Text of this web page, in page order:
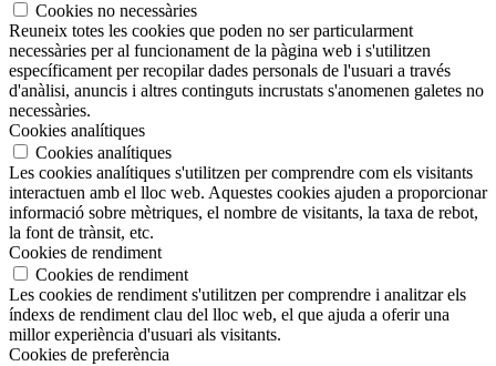
Cookies no necessàries
Reuneix totes les cookies que poden no ser particularment
necessàries per al funcionament de la pàgina web i s'utilitzen
específicament per recopilar dades personals de l'usuari a través
d'anàlisi, anuncis i altres continguts incrustats s'anomenen galetes no
necessàries.
Cookies analítiques
Cookies analítiques
Les cookies analítiques s'utilitzen per comprendre com els visitants
interactuen amb el lloc web. Aquestes cookies ajuden a proporcionar
informació sobre mètriques, el nombre de visitants, la taxa de rebot,
la font de trànsit, etc.
Cookies de rendiment
Cookies de rendiment
Les cookies de rendiment s'utilitzen per comprendre i analitzar els
índexs de rendiment clau del lloc web, el que ajuda a oferir una
millor experiència d'usuari als visitants.
Cookies de preferència